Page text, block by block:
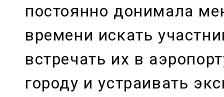
постоянно донимала
времени искать
встречать их в
городу и устраивать